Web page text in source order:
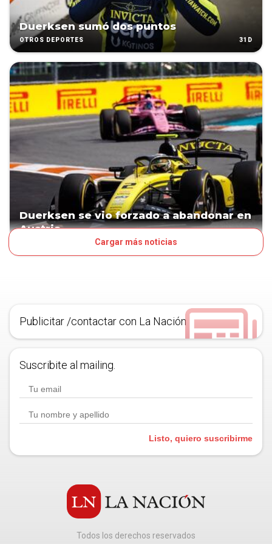
Duerksen sumó dos puntos
OTROS DEPORTES 31D
Duerksen se vio forzado a abandonar en
Austria
Cargar más noticias
Publicitar /contactar con La Nación
Suscribite al mailing.
Listo, quiero suscribirme
Todos los derechos reservados